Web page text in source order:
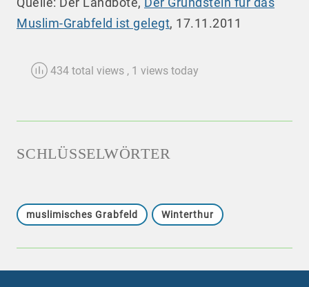
Muslim-Grabfeld ist gelegt, 17.11.2011
434 total views , 1 views today
SCHLÜSSELWÖRTER
muslimisches Grabfeld Winterthur